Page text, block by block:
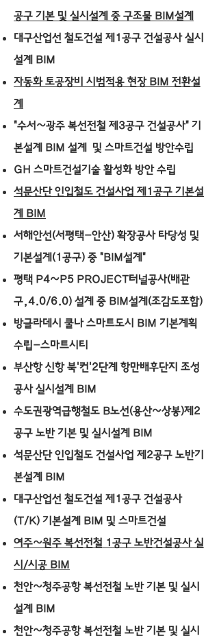
공구 기본 및 실시설계 중 구조물 BIM설계
대구산업선 철도건설 제1공구 건설공사 실시
설계 BIM
자동화 토공장비 시범적용 현장 BIM 전환설
계
"수서~광주 복선전철 제3공구 건설공사" 기
본설계 BIM 설계 및 스마트건설 방안수립
GH 스마트건설기술 활성화 방안 수립
석문산단 인입철도 건설사업 제1공구 기본설
계 BIM
서해안선(서평택-안산) 확장공사 타당성 및
기본설계(1공구) 중 "BIM설계"
평택 P4~P5 PROJECT터널공사(배관
구,4.0/6.0) 설계 중 BIM설계(조감도포함)
방글라데시 쿨나 스마트도시 BIM 기본계획
수립-스마트시티
부산항 신항 북'컨'2단계 항만배후단지 조성
공사 실시설계 BIM
수도권광역급행철도 B노선(용산~상봉)제2
공구 노반 기본 및 실시설계 BIM
석문산단 인입철도 건설사업 제2공구 노반기
본설계 BIM
대구산업선 철도건설 제1공구 건설공사
(T/K) 기본설계 BIM 및 스마트건설
여주~원주 복선전철 1공구 노반건설공사 실
시/시공 BIM
천안~청주공항 복선전철 노반 기본 및 실시
설계 BIM
천안~청주공항 복선전철 노반 기본 및 실시